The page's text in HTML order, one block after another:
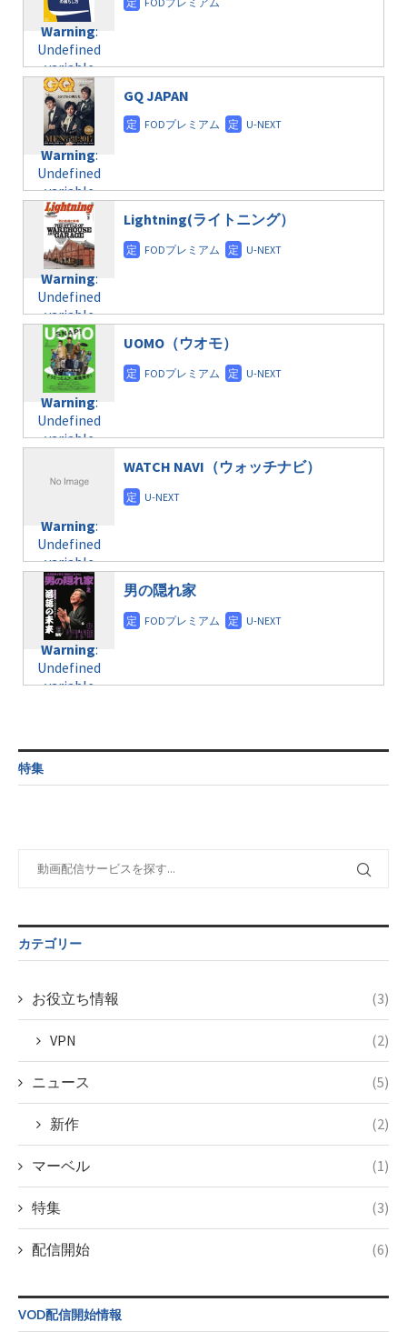
Warning:
Undefined
variable
$post_id in
/home/c4607168/public_html/osusume-
doga.com/wp-
content/themes/soledad-
child/post-
formats/format-
taxmagazine.php
on line31
Warning
Undefined
variable
$post_id in
/home/c4607168/public_html/osusume-
doga.com/wp-
content/themes/soledad-
child/post-
formats/format-
taxmagazine.php
on line34
Warning:
Undefined
variable
$post_id in
/home/c4607168/public_html/osusume-
doga.com/wp-
content/themes/soledad-
child/post-
formats/format-
taxmagazine.php
on line31
Warning
Undefined
variable
$post_id in
/home/c4607168/public_html/osusume-
content/themes/soledad-
formats/format-
taxmagazine.php
on line34
GQ JAPAN
Warning:
Undefined
variable
$post_id in
/home/c4607168/public_html/osusume-
doga.com/wp-
content/themes/soledad-
child/post-
formats/format-
taxmagazine.php
variable
$post_id in
/home/c4607168/public_html/osusume-
doga.com/wp-
content/themes/soledad-
child/post-
formats/format-
taxmagazine.php
on line34
Lightning(ライトニング）
Warning:
Undefined
variable
/home/c4607168/public_html/osusume-
content/themes/soledad-
child/post-
formats/format-
taxmagazine.php
on line31
Warning
Undefined
variable
$post_id in
child/post-
formats/format-
taxmagazine.php
UOMO（ウオモ）
Warning:
Undefined
variable
$post_id in
/home/c4607168/public_html/osusume-
doga.com/wp-
content/themes/soledad-
child/post-
formats/format-
taxmagazine.php
Undefined
variable
child/post-
on line43
WATCH NAVI（ウォッチナビ）
Warning:
Undefined
variable
content/themes/soledad-
child/post-
Warning:
$post_id in
/home/c4607168/public_html/osusume-
doga.com/wp-
child/post-
taxmagazine.php
on line
男の隠れ家
特集
カテゴリー
お役立ち情報 (3)
VPN (2)
ニュース (5)
新作 (2)
マーベル (1)
特集 (3)
配信開始 (6)
VOD配信開始情報